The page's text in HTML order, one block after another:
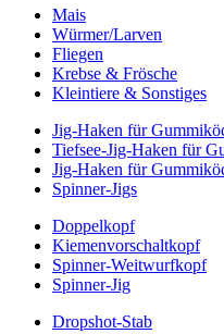
Mais
Würmer/Larven
Fliegen
Krebse & Frösche
Kleintiere & Sonstiges
Jig-Haken für
Tiefsee-Jig-Haken für
Jig-Haken für
Spinner-Jigs
Doppelkopf
Kiemenvorschaltkopf
Spinner-Weitwurfkopf
Spinner-Jig
Dropshot-Stab